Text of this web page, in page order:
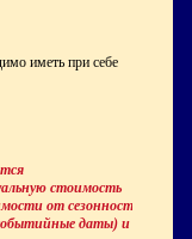
иметь при себе
стоимость
от сезонности,
даты) и